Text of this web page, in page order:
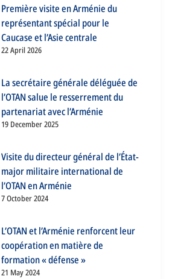
Première visite en Arménie du
représentant spécial pour le
Caucase et l’Asie centrale
22 April 2026
La secrétaire générale déléguée de
l’OTAN salue le resserrement du
partenariat avec l’Arménie
19 December 2025
Visite du directeur général de l’État-
major militaire international de
l’OTAN en Arménie
7 October 2024
L’OTAN et l’Arménie renforcent leur
coopération en matière de
formation « défense »
21 May 2024